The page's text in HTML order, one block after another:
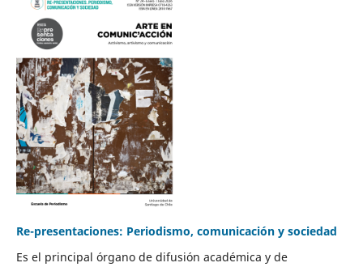
Re-presentaciones: Periodismo, comunicación y sociedad
Es el principal órgano de difusión académica y de